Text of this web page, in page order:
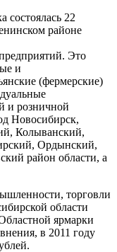
состоялась 22
районе
Это
и
(фермерские)
и розничной
Новосибирск,
Колыванский,
Ордынский,
район области, а
торговли
области
ярмарки
в 2011 году